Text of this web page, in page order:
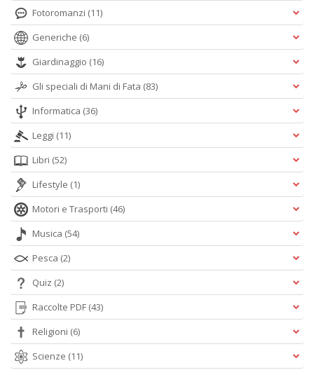
Fotoromanzi (11)
Generiche (6)
Giardinaggio (16)
Gli speciali di Mani di Fata (83)
Informatica (36)
Leggi (11)
Libri (52)
Lifestyle (1)
Motori e Trasporti (46)
Musica (54)
Pesca (2)
Quiz (2)
Raccolte PDF (43)
Religioni (6)
Scienze (11)